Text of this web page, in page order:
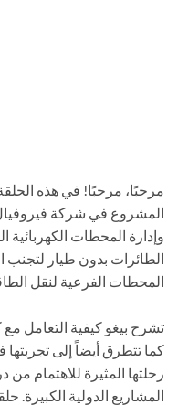
مرحبًا، مرحبًا! في هذه
المشروع في شركة
وإدارة المحطات
الطائرات بدون طيار لتجنب
المحطات الفرعية لنقل
تشرح بيغو كيفية التعامل
كما تتطرق أيضاً إلى
رحلتها المثيرة للاهتمام من
المشاريع الدولية الكبيرة.